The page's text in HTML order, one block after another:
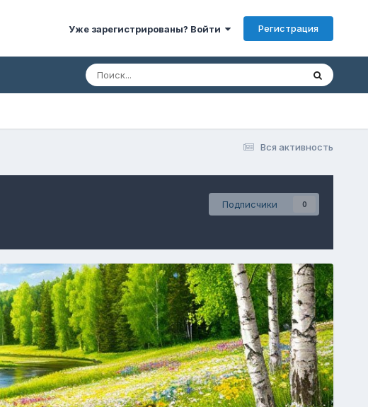
Уже зарегистрированы? Войти Регистрация
Вся активность
Подписчики 0